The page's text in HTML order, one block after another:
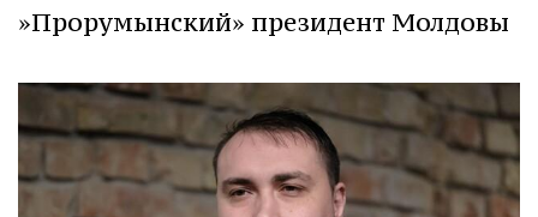
»Прорумынский» президент Молдовы